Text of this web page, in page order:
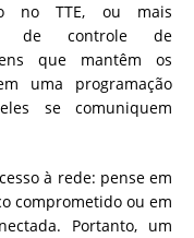
no TTE, ou mais
de controle de
que mantêm os
uma programação
se comuniquem
à rede: pense em
comprometido ou em
Portanto, um